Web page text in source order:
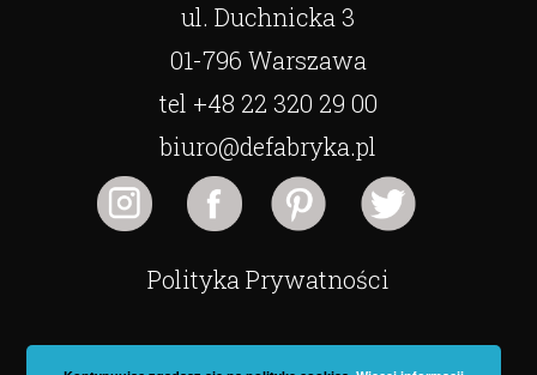
ul. Duchnicka 3
01-796 Warszawa
tel +48 22 320 29 00
biuro@defabryka.pl
Polityka Prywatności